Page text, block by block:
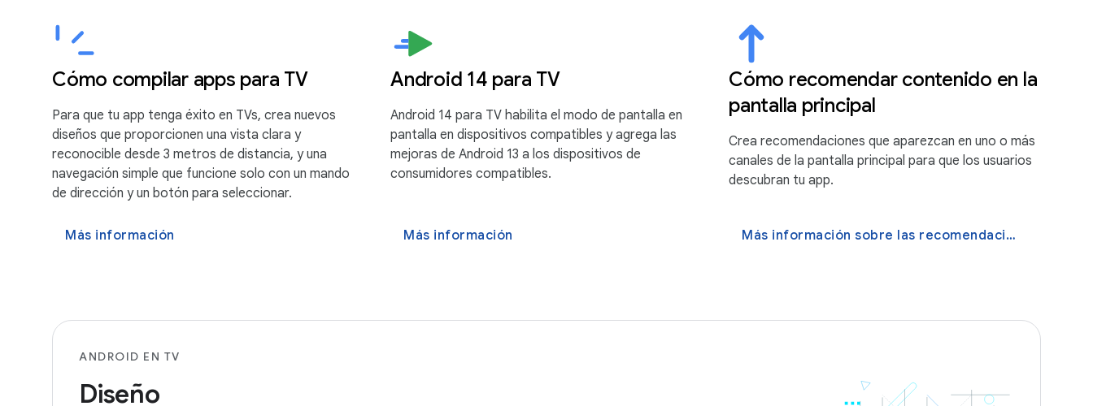
Cómo compilar apps para TV
Para que tu app tenga éxito en TVs, crea nuevos
diseños que proporcionen una vista clara y
reconocible desde 3 metros de distancia, y una
navegación simple que funcione solo con un mando
de dirección y un botón para seleccionar.
Más información
Android 14 para TV
Android 14 para TV habilita el modo de pantalla en
pantalla en dispositivos compatibles y agrega las
mejoras de Android 13 a los dispositivos de
consumidores compatibles.
Más información
Cómo recomendar contenido en la
pantalla principal
Crea recomendaciones que aparezcan en uno o más
canales de la pantalla principal para que los usuarios
descubran tu app.
Más información sobre las recomendaciones
ANDROID EN TV
Diseño